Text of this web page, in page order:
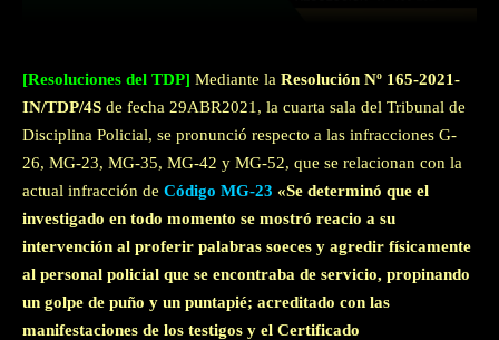
[Resoluciones del TDP] Mediante la Resolución Nº 165-2021-
IN/TDP/4S de fecha 29ABR2021, la cuarta sala del Tribunal de
Disciplina Policial, se pronunció respecto a las infracciones G-
26, MG-23, MG-35, MG-42 y MG-52, que se relacionan con la
actual infracción de Código MG-23 «Se determinó que el
investigado en todo momento se mostró reacio a su
intervención al proferir palabras soeces y agredir físicamente
al personal policial que se encontraba de servicio, propinando
un golpe de puño y un puntapié; acreditado con las
manifestaciones de los testigos y el Certificado